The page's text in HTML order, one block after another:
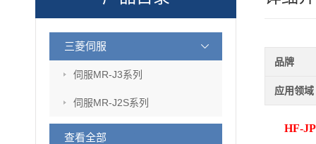
三菱伺服
伺服MR-J3系列
伺服MR-J2S系列
查看全部
品牌
应用领域
HF-